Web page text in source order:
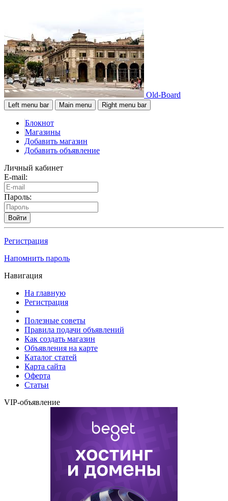
Old-Board
Left menu bar Main menu Right menu bar
Блокнот
Магазины
Добавить магазин
Добавить объявление
Личный кабинет
E-mail:
Пароль:
Войти
Регистрация
Напомнить пароль
Навигация
На главную
Регистрация
Полезные советы
Правила подачи объявлений
Как создать магазин
Объявления на карте
Каталог статей
Карта сайта
Оферта
Статьи
VIP-объявление